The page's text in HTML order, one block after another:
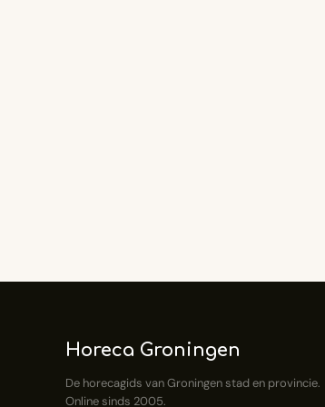
Horeca Groningen
De horecagids van Groningen stad en provincie.
Online sinds 2005.